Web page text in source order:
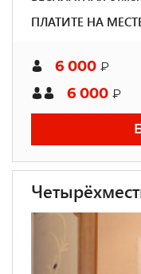
ПЛАТИТЕ НА
6 000 ₽
6 000 ₽